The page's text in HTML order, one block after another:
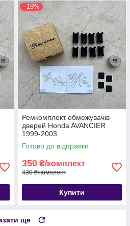
–19%
Ремкомплект обмежувачів
дверей Honda AVANCIER
1999-2003
Готово до відправки
350 ₴/комплект
430 ₴/комплект
Купити
ще